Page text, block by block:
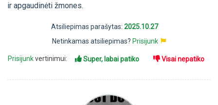
ir apgaudinėti žmones.
Atsiliepimas parašytas: 2025.10.27
Netinkamas atsiliepimas? Prisijunk
Prisijunkvertinimui: Super, labai patiko Visai nepatiko